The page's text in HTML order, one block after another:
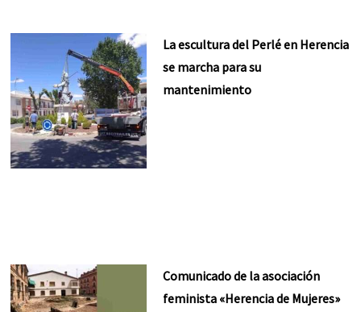
La escultura del Perlé en Herencia
se marcha para su
mantenimiento
Comunicado de la asociación
feminista «Herencia de Mujeres»